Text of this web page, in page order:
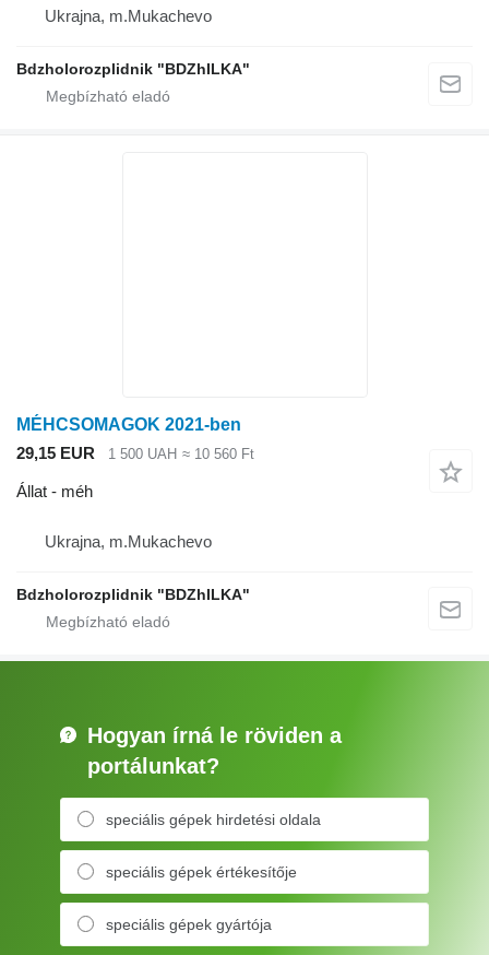
Ukrajna, m.Mukachevo
Bdzholorozplidnik "BDZhILKA"
MÉHCSOMAGOK 2021-ben
29,15 EUR
1 500 UAH ≈ 10 560 Ft
Állat - méh
Ukrajna, m.Mukachevo
Bdzholorozplidnik "BDZhILKA"
Hogyan írná le röviden a
portálunkat?
speciális gépek hirdetési oldala
speciális gépek értékesítője
speciális gépek gyártója